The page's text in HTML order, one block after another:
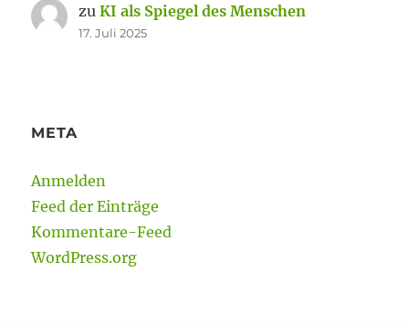
zuKI als Spiegel des Menschen
17. Juli 2025
META
Anmelden
Feed der Einträge
Kommentare-Feed
WordPress.org